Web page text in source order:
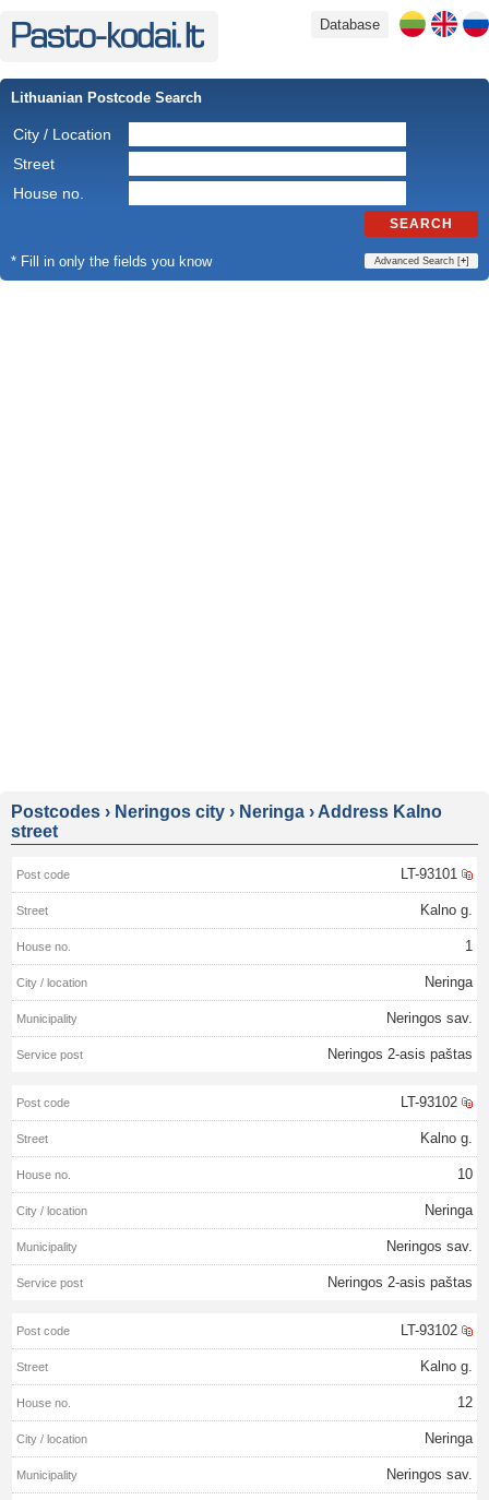
Database
Lithuanian Postcode Search
City / Location
Street
House no.
SEARCH
* Fill in only the fields you know Advanced Search [+]
Postcodes › Neringos city › Neringa › Address Kalno
street
LT-93101
Kalno g.
1
Neringa
Neringos sav.
Neringos 2-asis paštas
LT-93102
Kalno g.
10
Neringa
Neringos sav.
Neringos 2-asis paštas
LT-93102
Kalno g.
12
Neringa
Neringos sav.